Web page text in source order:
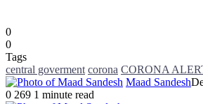
0
0
Tags
central goverment corona CORONA
Maad Sandesh
0 269 1 minute read